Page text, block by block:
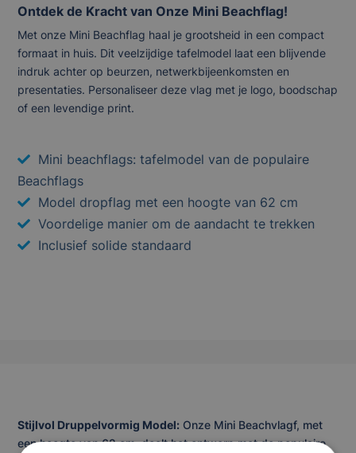
Ontdek de Kracht van Onze Mini Beachflag!
Met onze Mini Beachflag haal je grootsheid in een compact
formaat in huis. Dit veelzijdige tafelmodel laat een blijvende
indruk achter op beurzen, netwerkbijeenkomsten en
presentaties. Personaliseer deze vlag met je logo, boodschap
of een levendige print.
Mini beachflags: tafelmodel van de populaire
Beachflags
Model dropflag met een hoogte van 62 cm
Voordelige manier om de aandacht te trekken
Inclusief solide standaard
Stijlvol Druppelvormig Model: Onze Mini Beachvlagf, met
een hoogte van 62 cm, deelt het ontwerp met de populaire